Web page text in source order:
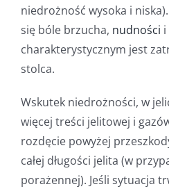
niedrożność wysoka i
się bóle brzucha, nudności i
charakterystycznym jest
stolca.
Wskutek niedrożności, w
więcej treści jelitowej i
rozdęcie powyżej
całej długości jelita (w
porażennej). Jeśli sytuacja